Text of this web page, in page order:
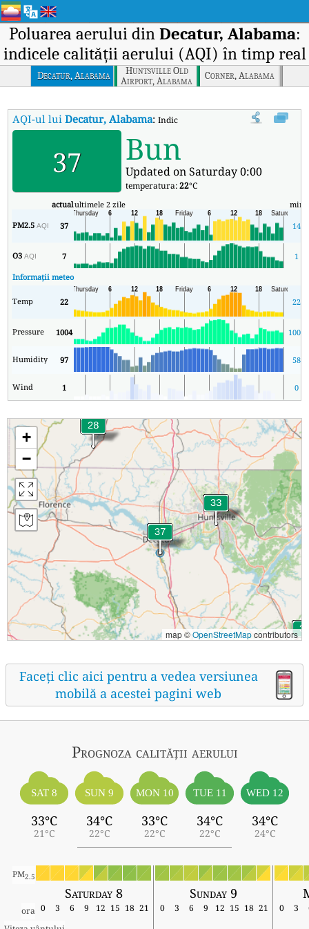
Poluarea aerului din Decatur, Alabama:
indicele calității aerului (AQI) în timp real
Decatur, Alabama
Huntsville Old
Airport, Alabama
Corner, Alabama
AQI-ul luiDecatur, Alabama:Indicele calității aerului (AQI) în timp
37 Bun
Updated on Saturday 0:00
temperatura:22°C
actualultimele 2 zile min
PM2.5AQI 37 14
O3AQI 7
1
Informații meteo
Temp 22 22
Pressure 1004 1003
Humidity 97 58
Wind 1 0
+
−
map ©OpenStreetMapcontributors
Faceți clic aici pentru a vedea versiunea
mobilă a acestei pagini web
Prognoza calității aerului
SAT 8
33°C
21°C
SUN 9
34°C
22°C
MON 10
33°C
22°C
TUE 11
34°C
22°C
WED 12
34°C
24°C
PM2.5
Saturday 8 Sunday 9
ora 0 3 6 9 12 15 18 21 0 3 6 9 12 15 18 21 0 3